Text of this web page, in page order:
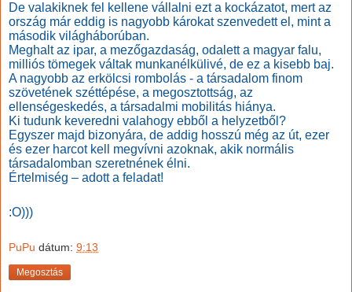
De valakiknek fel kellene vállalni ezt a kockázatot, mert az
ország már eddig is nagyobb károkat szenvedett el, mint a
második világháborúban.
Meghalt az ipar, a mezőgazdaság, odalett a magyar falu,
milliós tömegek váltak munkanélkülivé, de ez a kisebb baj.
A nagyobb az erkölcsi rombolás - a társadalom finom
szövetének széttépése, a megosztottság, az
ellenségeskedés, a társadalmi mobilitás hiánya.
Ki tudunk keveredni valahogy ebből a helyzetből?
Egyszer majd bizonyára, de addig hosszú még az út, ezer
és ezer harcot kell megvívni azoknak, akik normális
társadalomban szeretnének élni.
Értelmiség – adott a feladat!
:O)))
PuPu dátum: 9:13
Megosztás